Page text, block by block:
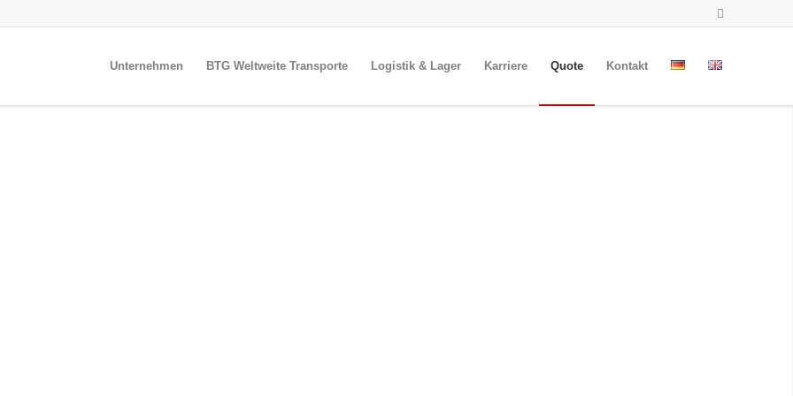
Unternehmen BTG Weltweite Transporte Logistik & Lager Karriere Quote Kontakt